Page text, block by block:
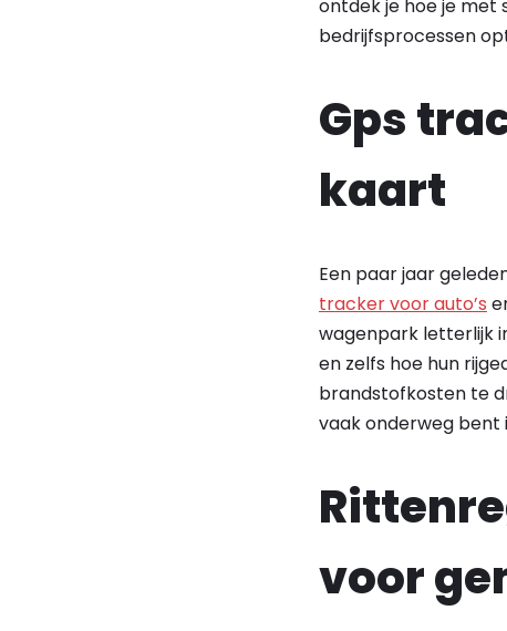
ontdek je hoe je met
bedrijfsprocessen
Gps
kaart
Een paar jaar
tracker voor auto’s
wagenpark letterlijk
en zelfs hoe hun
brandstofkosten te
vaak onderweg bent
voor